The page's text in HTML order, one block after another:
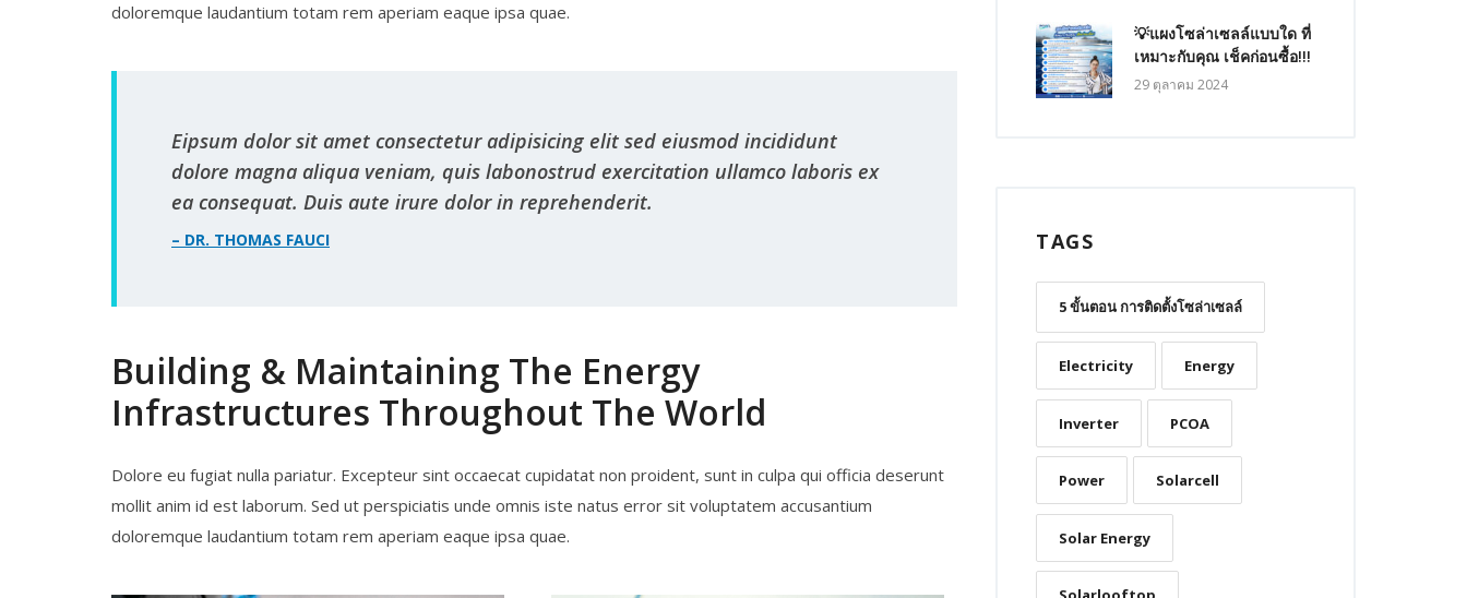
doloremque laudantium totam rem aperiam eaque ipsa quae.
Eipsum dolor sit amet consectetur adipisicing elit sed eiusmod incididunt
dolore magna aliqua veniam, quis labonostrud exercitation ullamco laboris ex
ea consequat. Duis aute irure dolor in reprehenderit.
– DR. THOMAS FAUCI
Building & Maintaining The Energy
Infrastructures Throughout The World
Dolore eu fugiat nulla pariatur. Excepteur sint occaecat cupidatat non proident, sunt in culpa qui officia deserunt
mollit anim id est laborum. Sed ut perspiciatis unde omnis iste natus error sit voluptatem accusantium
doloremque laudantium totam rem aperiam eaque ipsa quae.
💡แผงโซล่าเซลล์แบบใด ที่
เหมาะกับคุณ เช็คก่อนซื้อ!!!
29 ตุลาคม 2024
TAGS
5 ขั้นตอน การติดตั้งโซล่าเซลล์
Electricity Energy
Inverter PCOA
Power Solarcell
Solar Energy